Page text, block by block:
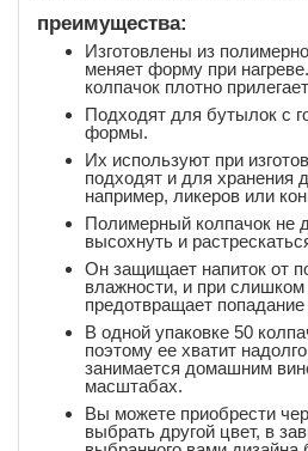
преимущества:
Изготовлены из
меняет форму при
колпачок плотно
Подходят для бутылок с
формы.
Их используют при
подходят и для хранения
например, ликеров или
Полимерный колпачок не
высохнуть и
Он защищает напиток от
влажности, и при
предотвращает попадание
В одной упаковке 50
поэтому ее хватит
занимается домашним
масштабах.
Вы можете приобрести
выбрать другой цвет, в